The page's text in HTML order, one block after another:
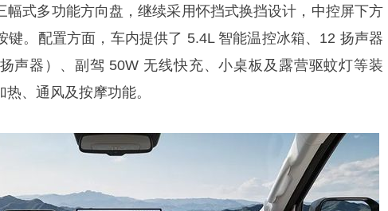
幅式多功能方向盘，继续采用怀挡式换挡设计，中控屏下方
键。配置方面，车内提供了 5.4L 智能温控冰箱、12 扬声器
声器）、副驾 50W 无线快充、小桌板及露营驱蚊灯等装
、通风及按摩功能。